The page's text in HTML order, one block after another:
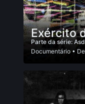
Exército
Parte da série:
Documentário • De